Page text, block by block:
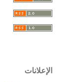
الإعلانات